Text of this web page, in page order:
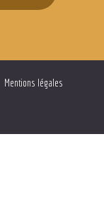
Mentions légales